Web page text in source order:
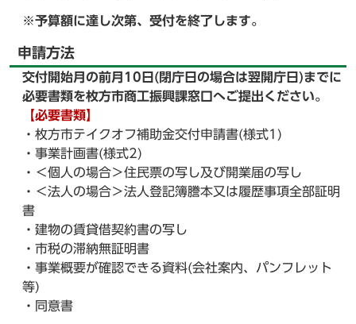
※予算額に達し次第、受付を終了します。
申請方法
交付開始月の前月10日(閉庁日の場合は翌開庁日)までに
必要書類を枚方市商工振興課窓口へご提出ください。
【必要書類】
・枚方市テイクオフ補助金交付申請書(様式1)
・事業計画書(様式2)
・＜個人の場合＞住民票の写し及び開業届の写し
・＜法人の場合＞法人登記簿謄本又は履歴事項全部証明
書
・建物の賃貸借契約書の写し
・市税の滞納無証明書
・事業概要が確認できる資料(会社案内、パンフレット
等)
・同意書